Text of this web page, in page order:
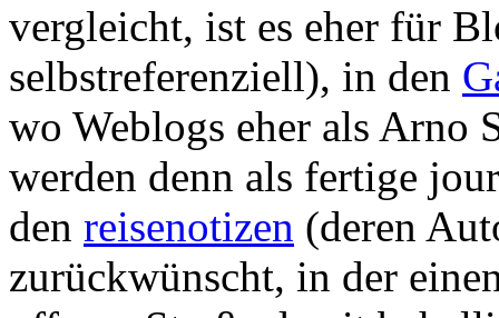
vergleicht, ist es eher für
selbstreferenziell), in den
wo Weblogs eher als Arno
werden denn als fertige
den reisenotizen (deren
zurückwünscht, in der